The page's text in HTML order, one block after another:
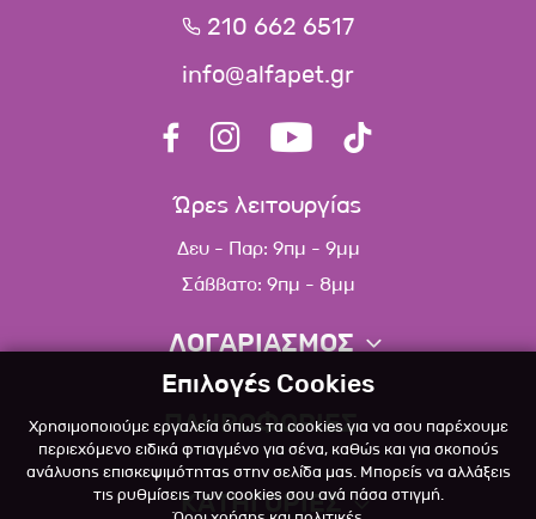
210 662 6517
info@alfapet.gr
Ώρες λειτουργίας
Δευ - Παρ: 9πμ - 9μμ
Σάββατο: 9πμ - 8μμ
ΛΟΓΑΡΙΑΣΜΟΣ
Πληροφορίες λογαριασμού
Λίστα αγαπημένων
Πολιτική επιστροφών
ΠΛΗΡΟΦΟΡΙΕΣ
Σχετικά
ΚΑΤΗΓΟΡΙΕΣ
Επιλογές Cookies
Χρησιμοποιούμε εργαλεία όπως τα cookies για να σου παρέχουμε
περιεχόμενο ειδικά φτιαγμένο για σένα, καθώς και για σκοπούς
ανάλυσης επισκεψιμότητας στην σελίδα μας. Μπορείς να αλλάξεις
τις ρυθμίσεις των cookies σου ανά πάσα στιγμή.